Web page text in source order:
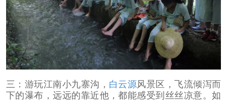
三：游玩江南小九寨沟， 白云源风景区，飞流倾泻而
下的瀑布，远远的靠近他，都能感受到丝丝凉意。如